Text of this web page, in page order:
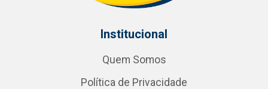
Institucional
Quem Somos
Política de Privacidade